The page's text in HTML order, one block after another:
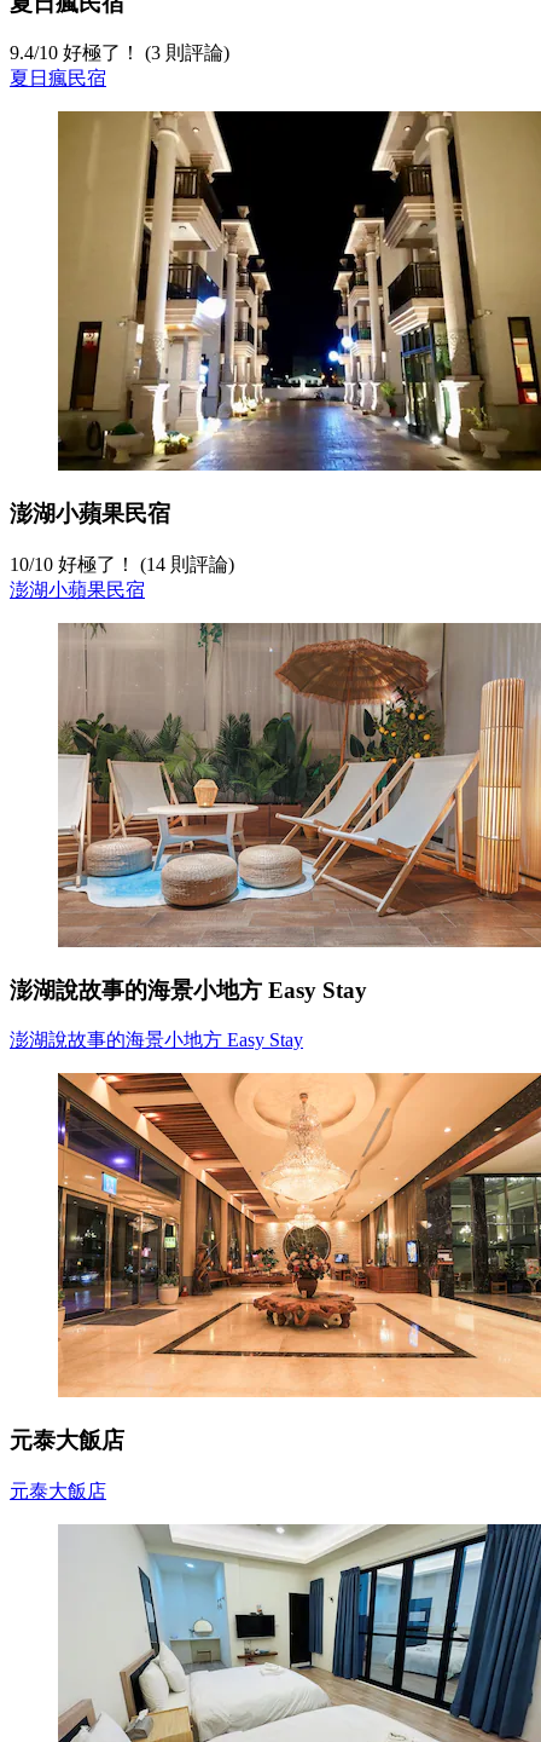
9.4/10 好極了！ (3 則評論)
夏日瘋民宿
澎湖小蘋果民宿
10/10 好極了！ (14 則評論)
澎湖小蘋果民宿
澎湖說故事的海景小地方 Easy Stay
澎湖說故事的海景小地方 Easy Stay
元泰大飯店
元泰大飯店